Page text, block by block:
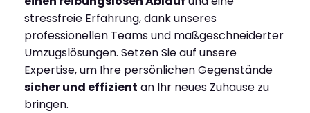
stressfreie Erfahrung, dank unseres
professionellen Teams und maßgeschneiderter
Umzugslösungen. Setzen Sie auf unsere
Expertise, um Ihre persönlichen Gegenstände
sicher und effizient an Ihr neues Zuhause zu
bringen.